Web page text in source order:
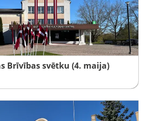
Brīvības svētku (4. maija)